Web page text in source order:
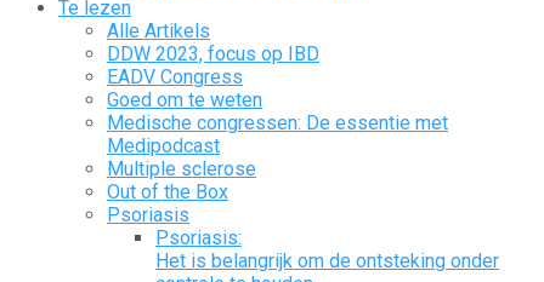
Te lezen
Alle Artikels
DDW 2023, focus op IBD
EADV Congress
Goed om te weten
Medische congressen: De essentie met
Medipodcast
Multiple sclerose
Out of the Box
Psoriasis
Psoriasis:
Het is belangrijk om de ontsteking onder